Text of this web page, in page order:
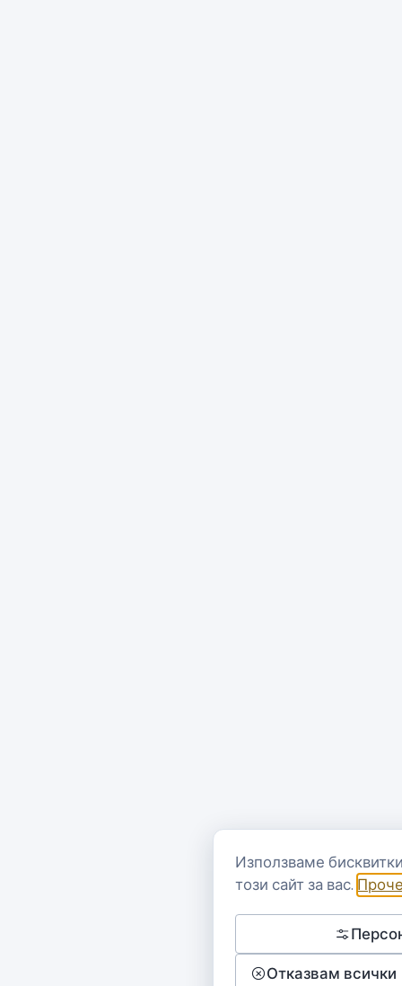
Използваме
този сайт за вас.
Отказвам всички